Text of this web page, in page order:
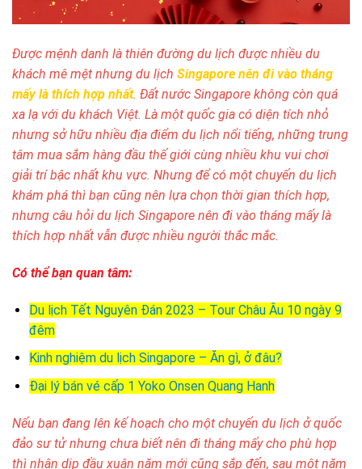
Được mệnh danh là thiên đường du lịch được nhiều du
khách mê mệt nhưng du lịch Singapore nên đi vào tháng
mấy là thích hợp nhất. Đất nước Singapore không còn quá
xa lạ với du khách Việt. Là một quốc gia có diện tích nhỏ
nhưng sở hữu nhiều địa điểm du lịch nổi tiếng, những trung
tâm mua sắm hàng đầu thế giới cùng nhiều khu vui chơi
giải trí bậc nhất khu vực. Nhưng để có một chuyến du lịch
khám phá thì bạn cũng nên lựa chọn thời gian thích hợp,
nhưng câu hỏi du lịch Singapore nên đi vào tháng mấy là
thích hợp nhất vẫn được nhiều người thắc mắc.
Có thể bạn quan tâm:
Du lịch Tết Nguyên Đán 2023 – Tour Châu Âu 10 ngày 9
đêm
Kinh nghiệm du lịch Singapore – Ăn gì, ở đâu?
Đại lý bán vé cấp 1 Yoko Onsen Quang Hanh
Nếu bạn đang lên kế hoạch cho một chuyến du lịch ở quốc
đảo sư tử nhưng chưa biết nên đi tháng mấy cho phù hợp
thì nhân dịp đầu xuân năm mới cũng sắp đến, sau một năm